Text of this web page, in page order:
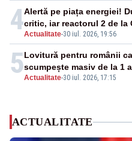
4Actualitate-30 iul. 2026, 19:56
Alertă pe piața energiei!
critic, iar reactorul 2 de la
5Actualitate-30 iul. 2026, 17:15
Lovitură pentru românii
scumpește masiv de la 1
ACTUALITATE